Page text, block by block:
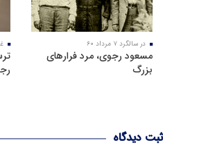
در سالگرد ۷ مرداد ۶۰
مسعود رجوی، مرد فرارهای
بزرگ
ثبت دیدگاه